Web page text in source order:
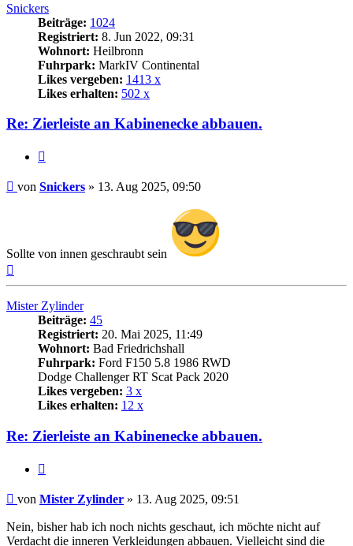
Snickers
Beiträge: 1024
Registriert: 8. Jun 2022, 09:31
Wohnort: Heilbronn
Fuhrpark: MarkIV Continental
Likes vergeben: 1413 x
Likes erhalten: 502 x
Re: Zierleiste an Kabinenecke abbauen.
Beitrag
von Snickers » 13. Aug 2025, 09:50
Sollte von innen geschraubt sein
Mister Zylinder
Beiträge: 45
Registriert: 20. Mai 2025, 11:49
Wohnort: Bad Friedrichshall
Fuhrpark: Ford F150 5.8 1986 RWD
Dodge Challenger RT Scat Pack 2020
Likes vergeben: 3 x
Likes erhalten: 12 x
Re: Zierleiste an Kabinenecke abbauen.
Beitrag
von Mister Zylinder » 13. Aug 2025, 09:51
Nein, bisher hab ich noch nichts geschaut, ich möchte nicht auf
Verdacht die inneren Verkleidungen abbauen. Vielleicht sind die